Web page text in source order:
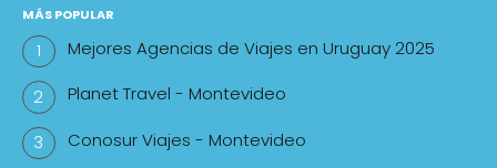
MÁS POPULAR
Mejores Agencias de Viajes en Uruguay 2025
Planet Travel - Montevideo
Conosur Viajes - Montevideo